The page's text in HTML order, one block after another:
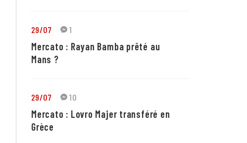
29/07 1
Mercato : Rayan Bamba prêté au
Mans ?
29/07 10
Mercato : Lovro Majer transféré en
Grèce